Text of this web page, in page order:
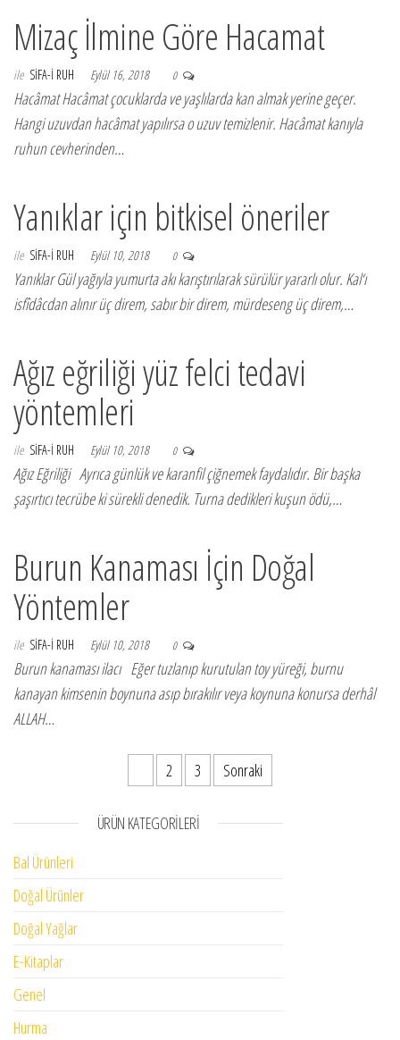
Mizaç İlmine Göre Hacamat
ile SIFA-I RUH Eylül 16, 2018 0
Hacâmat Hacâmat çocuklarda ve yaşlılarda kan almak yerine geçer.
Hangi uzuvdan hacâmat yapılırsa o uzuv temizlenir. Hacâmat kanıyla
ruhun cevherinden…
Yanıklar için bitkisel öneriler
ile SIFA-I RUH Eylül 10, 2018 0
Yanıklar Gül yağıyla yumurta akı karıştırılarak sürülür yararlı olur. Kal‘ı
isfîdâcdan alınır üç direm, sabır bir direm, mürdeseng üç direm,…
Ağız eğriliği yüz felci tedavi
yöntemleri
ile SIFA-I RUH Eylül 10, 2018 0
Ağız Eğriliği Ayrıca günlük ve karanfil çiğnemek faydalıdır. Bir başka
şaşırtıcı tecrübe ki sürekli denedik. Turna dedikleri kuşun ödü,…
Burun Kanaması İçin Doğal
Yöntemler
ile SIFA-I RUH Eylül 10, 2018 0
Burun kanaması ilacı Eğer tuzlanıp kurutulan toy yüreği, burnu
kanayan kimsenin boynuna asıp bırakılır veya koynuna konursa derhâl
ALLAH…
Yazı sayfalaması
2 3 Sonraki
ÜRÜN KATEGORILERI
Bal Ürünleri
Doğal Ürünler
Doğal Yağlar
E-Kitaplar
Genel
Hurma